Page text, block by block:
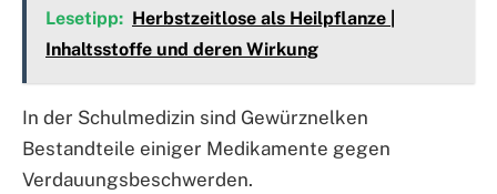
Lesetipp: Herbstzeitlose als Heilpflanze |
Inhaltsstoffe und deren Wirkung
In der Schulmedizin sind Gewürznelken
Bestandteile einiger Medikamente gegen
Verdauungsbeschwerden.